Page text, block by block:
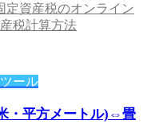
定資産税のオンライン
税計算方法
ール
・平方メートル)⇔畳